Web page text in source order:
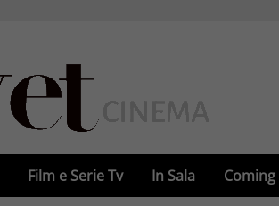
Film e Serie Tv In Sala Coming